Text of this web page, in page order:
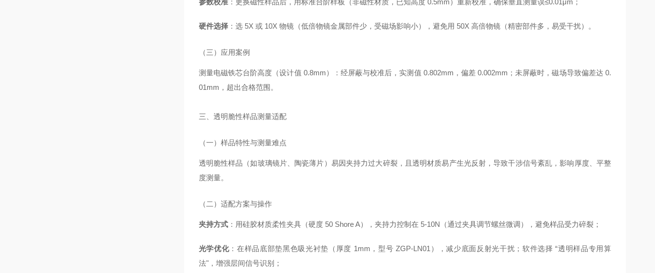
参数校准：更换磁性样品后，用标准台阶样板（非磁性材质，已知高度 0.5mm）重新校准，确保垂直测量误≤0.01μm；
硬件选择：选 5X 或 10X 物镜（低倍物镜金属部件少，受磁场影响小），避免用 50X 高倍物镜（精密部件多，易受干扰）。
（三）应用案例
测量电磁铁芯台阶高度（设计值 0.8mm）：经屏蔽与校准后，实测值 0.802mm，偏差 0.002mm；未屏蔽时，磁场导致偏差达 0.
01mm，超出合格范围。
三、透明脆性样品测量适配
（一）样品特性与测量难点
透明脆性样品（如玻璃镜片、陶瓷薄片）易因夹持力过大碎裂，且透明材质易产生光反射，导致干涉信号紊乱，影响厚度、平整
度测量。
（二）适配方案与操作
夹持方式：用硅胶材质柔性夹具（硬度 50 Shore A），夹持力控制在 5-10N（通过夹具调节螺丝微调），避免样品受力碎裂；
光学优化：在样品底部垫黑色吸光衬垫（厚度 1mm，型号 ZGP-LN01），减少底面反射光干扰；软件选择 “透明样品专用算
法"，增强层间信号识别；